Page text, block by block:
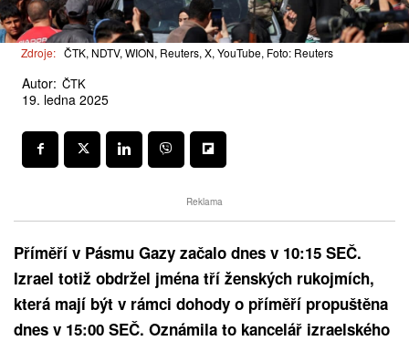
Zdroje: ČTK, NDTV, WION, Reuters, X, YouTube, Foto: Reuters
Autor: ČTK
19. ledna 2025
Reklama
Příměří v Pásmu Gazy začalo dnes v 10:15 SEČ.
Izrael totiž obdržel jména tří ženských rukojmích,
která mají být v rámci dohody o příměří propuštěna
dnes v 15:00 SEČ. Oznámila to kancelář izraelského